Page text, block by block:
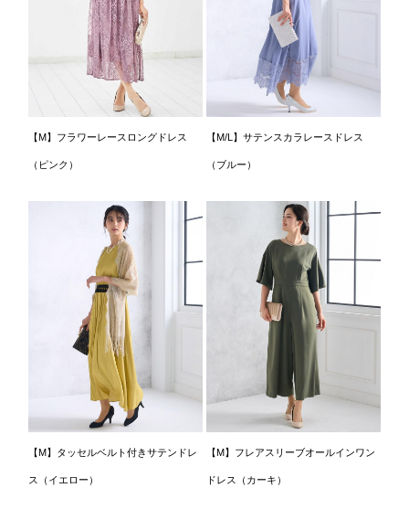
【M】フラワーレースロングドレス
（ピンク）
【M/L】サテンスカラレースドレス
（ブルー）
【M】タッセルベルト付きサテンドレ
ス（イエロー）
【M】フレアスリーブオールインワン
ドレス（カーキ）